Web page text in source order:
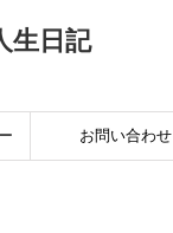
生日記
お問い合わせ